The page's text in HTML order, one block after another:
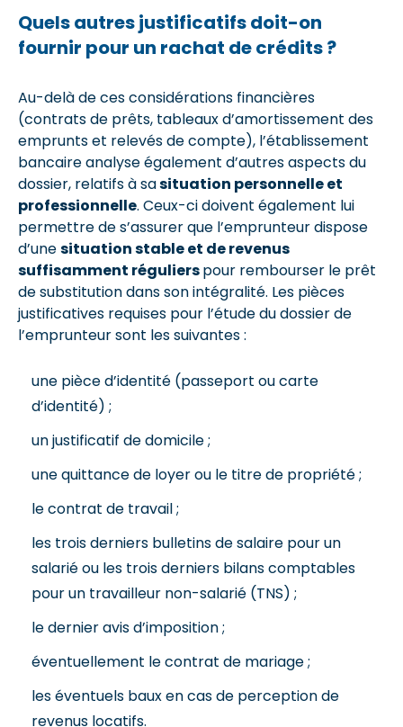
Quels autres justificatifs doit-on
fournir pour un rachat de crédits ?
Au-delà de ces considérations financières
(contrats de prêts, tableaux d’amortissement des
emprunts et relevés de compte), l’établissement
bancaire analyse également d’autres aspects du
dossier, relatifs à sasituation personnelle et
professionnelle. Ceux-ci doivent également lui
permettre de s’assurer que l’emprunteur dispose
d’unesituation stable et de revenus
suffisamment régulierspour rembourser le prêt
de substitution dans son intégralité. Les pièces
justificatives requises pour l’étude du dossier de
l’emprunteur sont les suivantes :
une pièce d’identité (passeport ou carte
d’identité) ;
un justificatif de domicile ;
une quittance de loyer ou le titre de propriété ;
le contrat de travail ;
les trois derniers bulletins de salaire pour un
salarié ou les trois derniers bilans comptables
pour un travailleur non-salarié (TNS) ;
le dernier avis d’imposition ;
éventuellement le contrat de mariage ;
les éventuels baux en cas de perception de
revenus locatifs.